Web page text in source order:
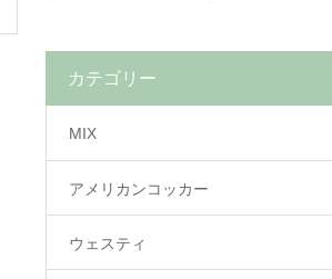
カテゴリー
MIX
アメリカンコッカー
ウェスティ